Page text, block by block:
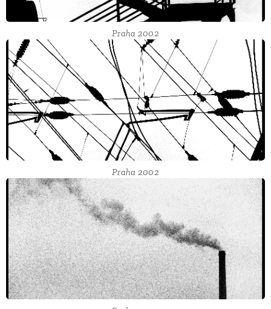
Praha 2002
Praha 2002